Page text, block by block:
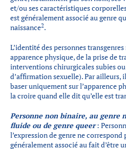
et/ou ses caractéristiques
est généralement associé au genre
naissance2.
L’identité des personnes
apparence physique, de la prise de
interventions chirurgicales subies
d’affirmation sexuelle). Par ailleurs,
baser uniquement sur l’apparence
la croire quand elle dit qu’elle est
Personne non binaire, au genre
fluide ou de genre queer:
l’expression de genre ne
généralement associé au fait d’être